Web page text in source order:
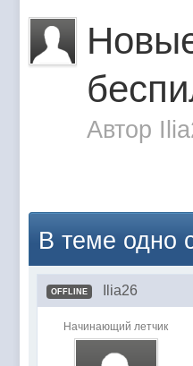
Автор
В теме одно
OFFLINE Ilia26
Начинающий летчик